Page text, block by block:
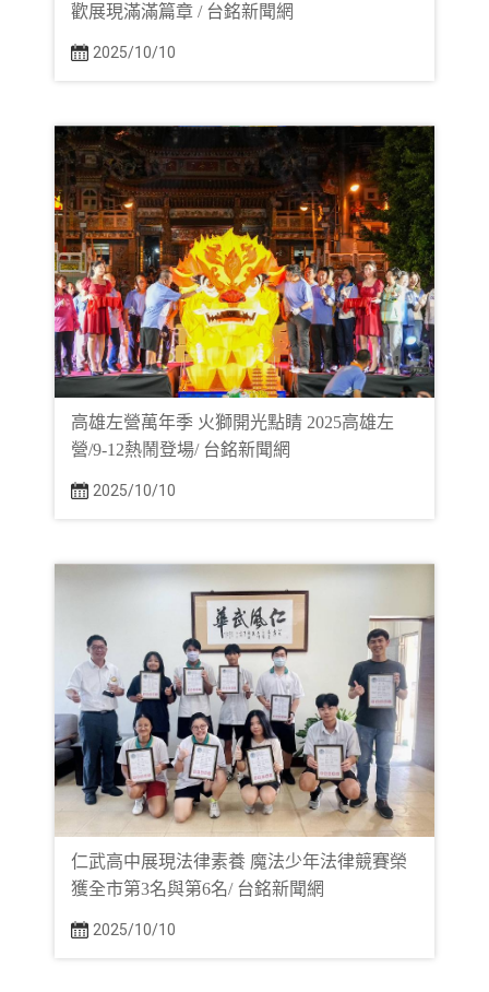
歡展現滿滿篇章 / 台銘新聞網
2025/10/10
高雄左營萬年季 火獅開光點睛 2025高雄左
營/9-12熱鬧登場/ 台銘新聞網
2025/10/10
仁武高中展現法律素養 魔法少年法律競賽榮
獲全市第3名與第6名/ 台銘新聞網
2025/10/10